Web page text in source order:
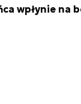
wpłynie na